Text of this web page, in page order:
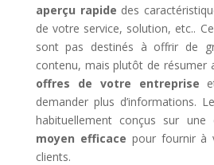
aperçu rapide des
de votre service, solution, etc..
sont pas destinés à offrir de
contenu, mais plutôt de résumer
offres de votre entreprise
demander plus d’informations.
habituellement conçus sur
moyen efficace pour fournir à
clients.